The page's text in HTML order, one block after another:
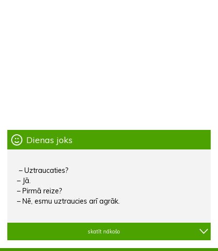
Dienas joks
– Uztraucaties?
– Jā.
– Pirmā reize?
– Nē, esmu uztraucies arī agrāk.
skatīt nākošo